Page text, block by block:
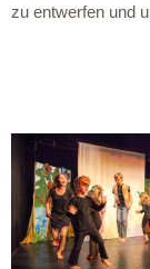
zu entwerfen und